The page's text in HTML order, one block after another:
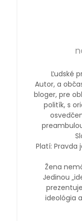
Ľudské
Autor, a
bloger, pre
politík, s
Platí: Pravda
Žena
Jedinou
ideológia